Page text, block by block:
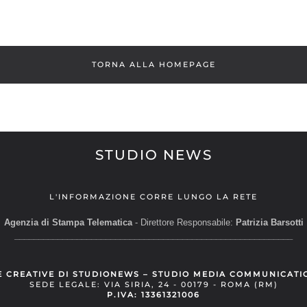
TORNA ALLA HOMEPAGE
STUDIO NEWS
L'INFORMAZIONE CORRE LUNGO LA RETE
Agenzia di Stampa Telematica- Direttore Responsabile: Patrizia Barsotti
CREATIVE DI STUDIONEWS – STUDIO MEDIA
SEDE LEGALE: VIA SIRIA, 24 - 00179 - ROMA (RM)
P.IVA: 13361321006